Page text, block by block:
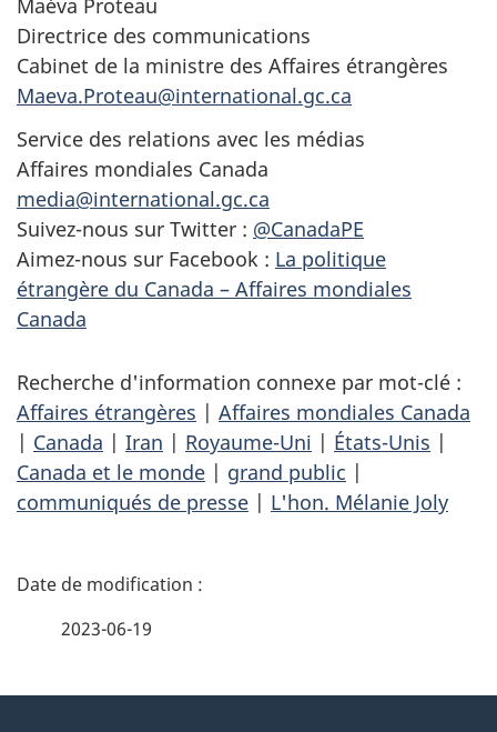
Maéva Proteau
Directrice des communications
Cabinet de la ministre des Affaires étrangères
Maeva.Proteau@international.gc.ca
Service des relations avec les médias
Affaires mondiales Canada
media@international.gc.ca
Suivez-nous sur Twitter : @CanadaPE
Aimez-nous sur Facebook : La politique
étrangère du Canada – Affaires mondiales
Canada
Recherche d'information connexe par mot-clé :
Affaires étrangères | Affaires mondiales Canada
| Canada | Iran | Royaume-Uni | États-Unis |
Canada et le monde | grand public |
communiqués de presse | L'hon. Mélanie Joly
D
2023-06-19